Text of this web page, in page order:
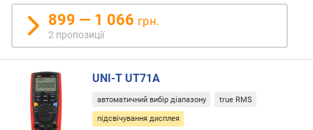
.
(
О
м
о
п
і
899 — 1 066 грн.
2 пропозиції
UNI-T UT71A
автоматичний вибір діапазону true RMS
підсвічування дисплея